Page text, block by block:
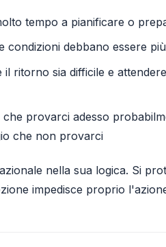
tempo a pianificare o
condizioni debbano essere
il ritorno sia difficile e
che provarci adesso
che non provarci
nella sua logica. Si
impedisce proprio